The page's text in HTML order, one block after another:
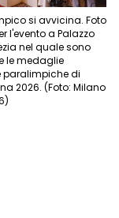
si avvicina. Foto
l'evento a Palazzo
nel quale sono
le medaglie
paralimpiche di
2026. (Foto: Milano